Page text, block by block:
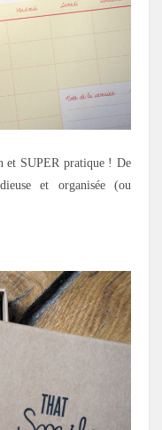
et SUPER pratique ! De
et organisée (ou